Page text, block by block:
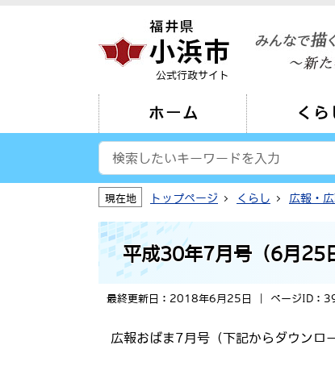
公式行政サイト
ホーム くら
現在地 トップページ くらし 広報・
平成30年7月号（6月25
最終更新日：2018年6月25日 ページID：
広報おばま7月号（下記からダウンロ